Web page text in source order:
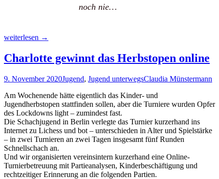
noch nie…
Weihnachtsfeier
Jugend
2020
online
weiterlesen →
Charlotte gewinnt das Herbstopen online
9. November 2020Jugend, Jugend unterwegsClaudia Münstermann
Am Wochenende hätte eigentlich das Kinder- und
Jugendherbstopen stattfinden sollen, aber die Turniere wurden Opfer
des Lockdowns light – zumindest fast.
Die Schachjugend in Berlin verlegte das Turnier kurzerhand ins
Internet zu Lichess und bot – unterschieden in Alter und Spielstärke
– in zwei Turnieren an zwei Tagen insgesamt fünf Runden
Schnellschach an.
Und wir organisierten vereinsintern kurzerhand eine Online-
Turnierbetreuung mit Partieanalysen, Kinderbeschäftigung und
rechtzeitiger Erinnerung an die folgenden Partien.